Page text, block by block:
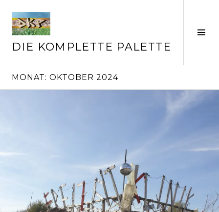
zum
Inhalt
DIE KOMPLETTE PALETTE
MONAT: OKTOBER 2024